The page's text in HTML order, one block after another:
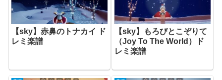
【sky】赤鼻のトナカイ ド
レミ楽譜
【sky】もろびとこぞりて
（Joy To The World）ド
レミ楽譜